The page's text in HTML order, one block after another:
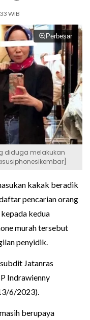
WIB
Perbesar
diduga melakukan
kakak beradik
pencarian orang
kedua
murah tersebut
penyidik.
Jatanras
Indrawienny
6/2023).
berupaya